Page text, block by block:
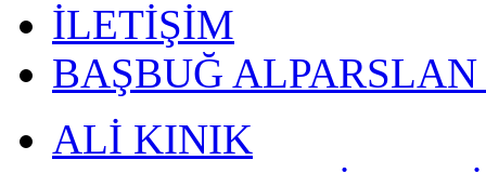
İLETİŞİM
BAŞBUĞ
ALİ KINIK